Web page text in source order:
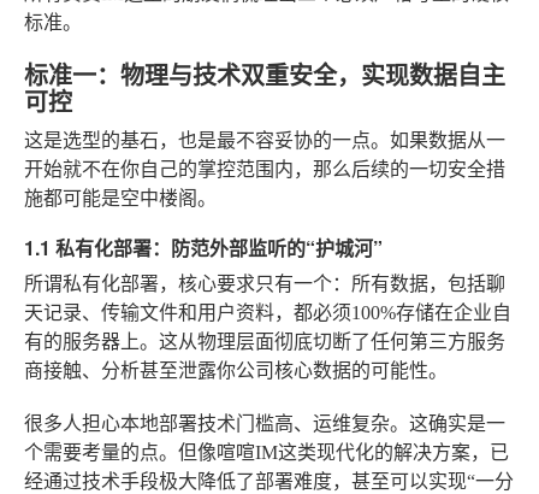
标准。
标准一：物理与技术双重安全，实现数据自主
可控
这是选型的基石，也是最不容妥协的一点。如果数据从一
开始就不在你自己的掌控范围内，那么后续的一切安全措
施都可能是空中楼阁。
1.1 私有化部署：防范外部监听的“护城河”
所谓私有化部署，核心要求只有一个：所有数据，包括聊
天记录、传输文件和用户资料，都必须100%存储在企业自
有的服务器上。这从物理层面彻底切断了任何第三方服务
商接触、分析甚至泄露你公司核心数据的可能性。
很多人担心本地部署技术门槛高、运维复杂。这确实是一
个需要考量的点。但像喧喧IM这类现代化的解决方案，已
经通过技术手段极大降低了部署难度，甚至可以实现“一分